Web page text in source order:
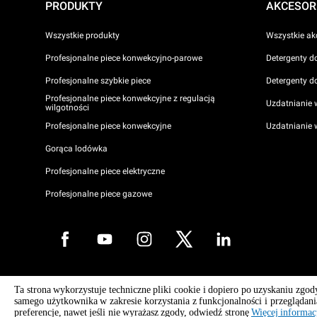
PRODUKTY
Wszystkie produkty
Profesjonalne piece konwekcyjno-parowe
Profesjonalne szybkie piece
Profesjonalne piece konwekcyjne z regulacją
wilgotności
Profesjonalne piece konwekcyjne
Gorąca lodówka
Profesjonalne piece elektryczne
Profesjonalne piece gazowe
Wszystkie
Detergenty
Detergenty
Uzdatnianie
Uzdatnianie
Copyright 2026 UNOX S.p.A. Wszelkie prawa zastrzeżone. Imp. Reg.
No. 04230750285 - R.E.A. Padwa 372835 - Kapitał zakładowy 5 000
i.v - numer identyfikacji podatkowej VAT (Partita I.V.A.) / C.F.
WEEE Reg. No. IT08020000000377
Ta strona wykorzystuje techniczne pliki cookie i dopiero po uzyskaniu
samego użytkownika w zakresie korzystania z funkcjonalności i
preferencje, nawet jeśli nie wyrażasz zgody, odwiedź stronę Więcej